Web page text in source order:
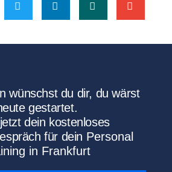
wünschst du dir, du wärst
gestartet.
dein kostenloses
für dein Personal
in Frankfurt